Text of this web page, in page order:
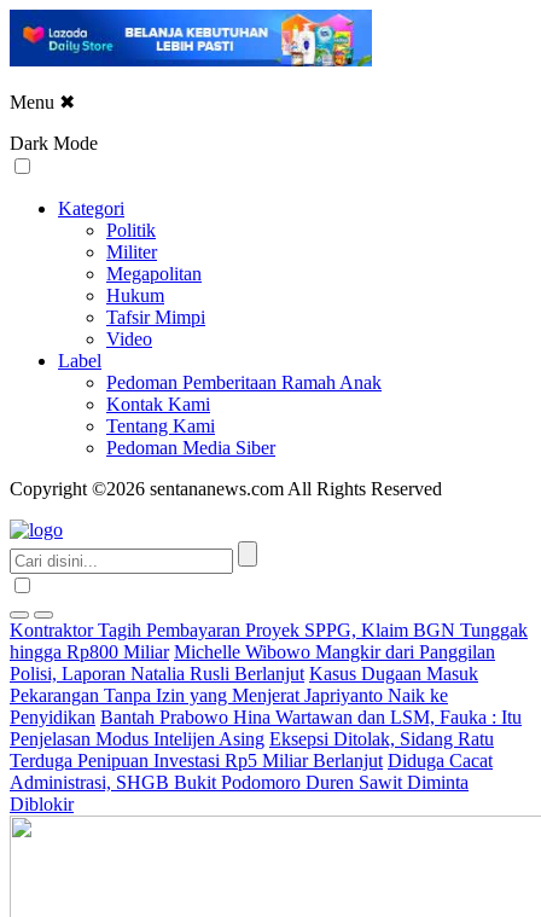
Menu ✖
Dark Mode
Kategori
Politik
Militer
Megapolitan
Hukum
Tafsir Mimpi
Video
Label
Pedoman Pemberitaan Ramah Anak
Kontak Kami
Tentang Kami
Pedoman Media Siber
Copyright ©2026 sentananews.com All Rights Reserved
Kontraktor Tagih Pembayaran Proyek SPPG, Klaim BGN Tunggak
hingga Rp800 Miliar Michelle Wibowo Mangkir dari Panggilan
Polisi, Laporan Natalia Rusli Berlanjut Kasus Dugaan Masuk
Pekarangan Tanpa Izin yang Menjerat Japriyanto Naik ke
Penyidikan Bantah Prabowo Hina Wartawan dan LSM, Fauka : Itu
Penjelasan Modus Intelijen Asing Eksepsi Ditolak, Sidang Ratu
Terduga Penipuan Investasi Rp5 Miliar Berlanjut Diduga Cacat
Administrasi, SHGB Bukit Podomoro Duren Sawit Diminta
Diblokir